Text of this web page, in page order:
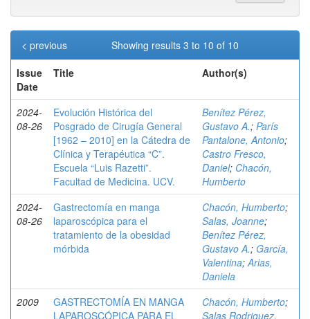
Showing results 3 to 10 of 10
< previous
Issue
Date
Title Author(s)
2024-
08-26
Evolución Histórica del
Posgrado de Cirugía General
[1962 – 2010] en la Cátedra de
Clínica y Terapéutica “C”.
Escuela “Luis Razetti”.
Facultad de Medicina. UCV.
Benítez Pérez,
Gustavo A.; París
Pantalone, Antonio;
Castro Fresco,
Daniel; Chacón,
Humberto
2024-
08-26
Gastrectomía en manga
laparoscópica para el
tratamiento de la obesidad
mórbida
Chacón, Humberto;
Salas, Joanne;
Benítez Pérez,
Gustavo A.; García,
Valentina;Arias,
Daniela
2009
GASTRECTOMÍA EN MANGA
LAPAROSCÓPICA PARA EL
Chacón, Humberto;
Salas Rodriguez,